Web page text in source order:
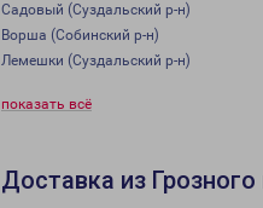
Садовый (Суздальский р-н)
Ворша (Собинский р-н)
Лемешки (Суздальский р-н)
показать всё
Доставка из